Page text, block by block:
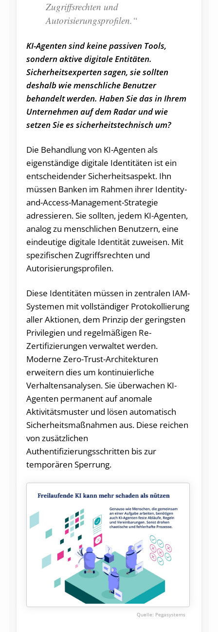
Zugriffsrechten und
Autorisierungsprofilen.“
KI-Agenten sind keine passiven Tools,
sondern aktive digitale Entitäten.
Sicherheitsexperten sagen, sie sollten
deshalb wie menschliche Benutzer
behandelt werden. Haben Sie das in Ihrem
Unternehmen auf dem Radar und wie
setzen Sie es sicherheitstechnisch um?
Die Behandlung von KI-Agenten als
eigenständige digitale Identitäten ist ein
entscheidender Sicherheitsaspekt. Ihn
müssen Banken im Rahmen ihrer Identity-
and-Access-Management-Strategie
adressieren. Sie sollten, jedem KI-Agenten,
analog zu menschlichen Benutzern, eine
eindeutige digitale Identität zuweisen. Mit
spezifischen Zugriffsrechten und
Autorisierungsprofilen.
Diese Identitäten müssen in zentralen IAM-
Systemen mit vollständiger Protokollierung
aller Aktionen, dem Prinzip der geringsten
Privilegien und regelmäßigen Re-
Zertifizierungen verwaltet werden.
Moderne Zero-Trust-Architekturen
erweitern dies um kontinuierliche
Verhaltensanalysen. Sie überwachen KI-
Agenten permanent auf anomale
Aktivitätsmuster und lösen automatisch
Sicherheitsmaßnahmen aus. Diese reichen
von zusätzlichen
Authentifizierungsschritten bis zur
temporären Sperrung.
Pegasystems